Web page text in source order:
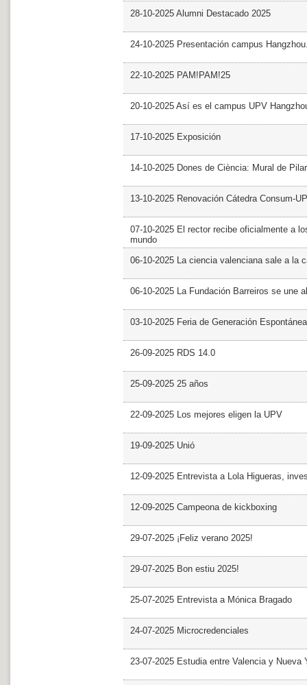
28-10-2025 Alumni Destacado 2025
24-10-2025 Presentación campus
22-10-2025 PAM!PAM!25
20-10-2025 Así es el campus UPV
17-10-2025 Exposición
14-10-2025 Dones de Ciència: Mural de
13-10-2025 Renovación Cátedra Consum-
07-10-2025 El rector recibe oficialmente a
mundo
06-10-2025 La ciencia valenciana sale a la
06-10-2025 La Fundación Barreiros se une
03-10-2025 Feria de Generación Espontánea
26-09-2025 RDS 14.0
25-09-2025 25 años
22-09-2025 Los mejores eligen la UPV
19-09-2025 Unió
12-09-2025 Entrevista a Lola Higueras,
12-09-2025 Campeona de kickboxing
29-07-2025 ¡Feliz verano 2025!
29-07-2025 Bon estiu 2025!
25-07-2025 Entrevista a Mónica Bragado
24-07-2025 Microcredenciales
23-07-2025 Estudia entre Valencia y Nueva